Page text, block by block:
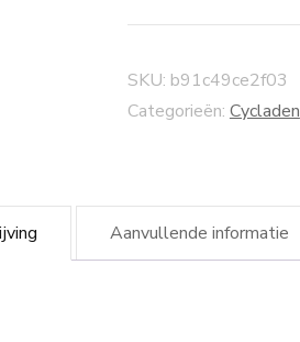
SKU: b91c49ce2f03
Categorieën: Cycladen
Aanvullende informatie